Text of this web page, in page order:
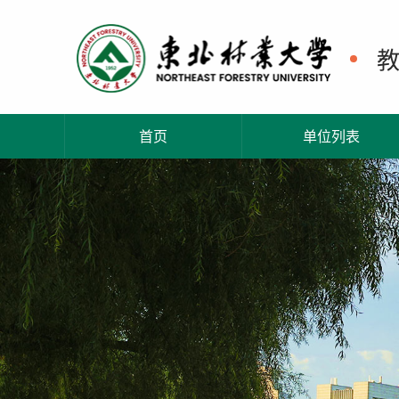
首页 单位列表